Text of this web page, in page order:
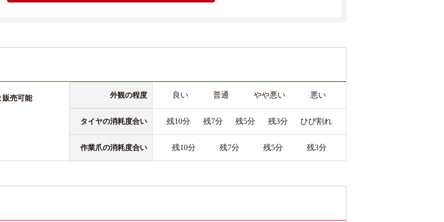
販売可能 外観の程度 良い 普通 やや悪い 悪い
タイヤの消耗度合い 残10分 残7分 残5分 残3分 ひび割れ
作業爪の消耗度合い 残10分 残7分 残5分 残3分